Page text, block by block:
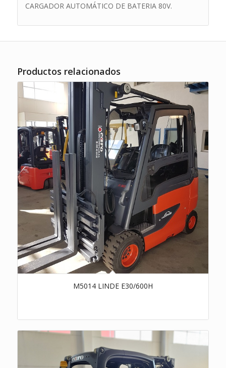
CARGADOR AUTOMÁTICO DE BATERIA 80V.
Productos relacionados
M5014 LINDE E30/600H